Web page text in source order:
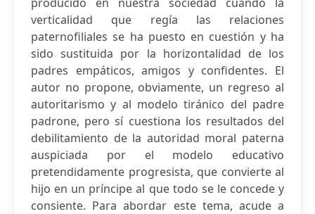
verticalidad que regía las relaciones
paternofiliales se ha puesto en cuestión y ha
sido sustituida por la horizontalidad de los
padres empáticos, amigos y confidentes. El
autor no propone, obviamente, un regreso al
autoritarismo y al modelo tiránico del padre
padrone, pero sí cuestiona los resultados del
debilitamiento de la autoridad moral paterna
auspiciada por el modelo educativo
pretendidamente progresista, que convierte al
hijo en un príncipe al que todo se le concede y
consiente. Para abordar este tema, acude a